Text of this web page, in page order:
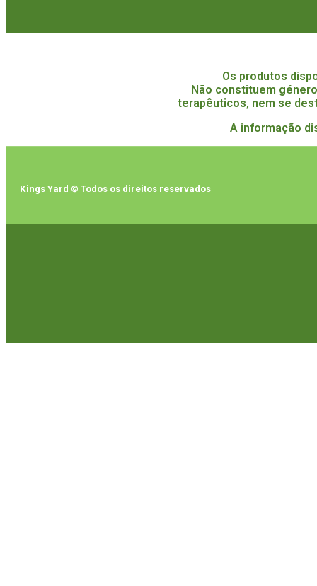
Os produtos
Não constituem
terapêuticos, nem se
A informação
Kings Yard © Todos os direitos reservados